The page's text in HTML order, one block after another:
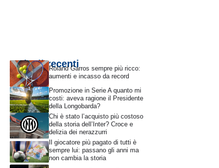
Articoli recentiRoland Garros sempre più ricco:
aumenti e incasso da record
Promozione in Serie A quanto mi
costi: aveva ragione il Presidente
della Longobarda?
Chi è stato l’acquisto più costoso
della storia dell’Inter? Croce e
delizia dei nerazzurri
Il giocatore più pagato di tutti è
sempre lui: passano gli anni ma
non cambia la storia